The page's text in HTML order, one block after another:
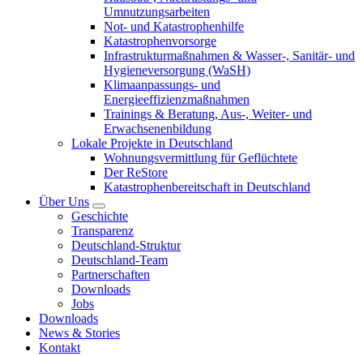
Umnutzungsarbeiten
Not- und Katastrophenhilfe
Katastrophen­vorsorge
Infrastrukturmaßnahmen & Wasser-, Sanitär- und
Hygieneversorgung (WaSH)
Klimaanpassungs- und
Energieeffizienzmaßnahmen
Trainings & Beratung, Aus-, Weiter- und
Erwachsenenbildung
Lokale Projekte in Deutschland
Wohnungsvermittlung für Geflüchtete
Der ReStore
Katastrophenbereitschaft in Deutschland
Über Uns
Geschichte
Transparenz
Deutschland-Struktur
Deutschland-Team
Partnerschaften
Downloads
Jobs
Downloads
News & Stories
Kontakt